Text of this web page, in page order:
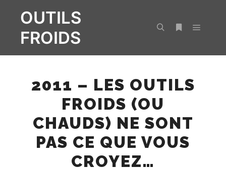
OUTILS
FROIDS
2011 – LES OUTILS
FROIDS (OU
CHAUDS) NE SONT
PAS CE QUE VOUS
CROYEZ…